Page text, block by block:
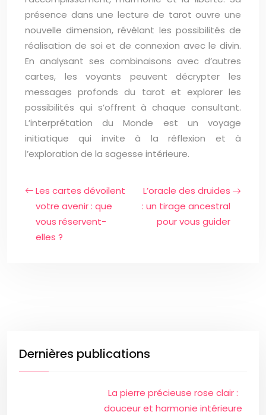
présence dans une lecture de tarot ouvre une
nouvelle dimension, révélant les possibilités de
réalisation de soi et de connexion avec le divin.
En analysant ses combinaisons avec d’autres
cartes, les voyants peuvent décrypter les
messages profonds du tarot et explorer les
possibilités qui s’offrent à chaque consultant.
L’interprétation du Monde est un voyage
initiatique qui invite à la réflexion et à
l’exploration de la sagesse intérieure.
Les cartes dévoilent
votre avenir : que
vous réservent-
elles ?
L’oracle des druides
: un tirage ancestral
pour vous guider
Dernières publications
La pierre précieuse rose clair :
douceur et harmonie intérieure